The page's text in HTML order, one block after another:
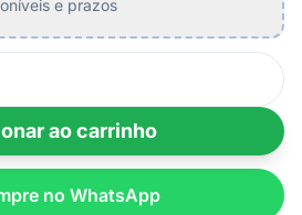
e prazos
ao carrinho
no WhatsApp